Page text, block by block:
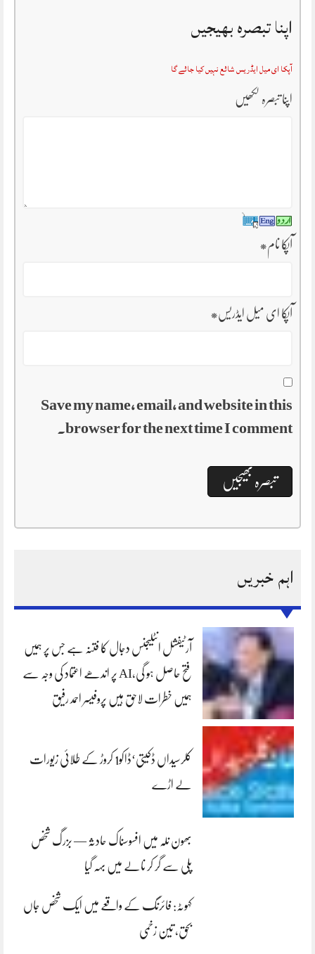
اپنا تبصرہ بھیجیں
آپکا ای میل ایڈریس شائع نہیں کیا جائے گا
اپنا تبصرہ لکھیں
آپکا نام*
آپکا ای میل ایڈریس*
Save my name, email, and website in this
browser for the next time I comment.
اہم خبریں
آرٹیفشل انٹلیجنس دجال کا فتنہ ہے جس پر ہمیں
فتح حاصل ہو گی،AI پر اندھے اعتماد کی وجہ سے
ہمیں خطرات لاحق ہیں پروفیسر احمد رفیق
کلرسیداں ڈکیتی‘ڈاکو1 کروڑ کے طلائی زیورات
لے اڑے
بھون نلہ میں افسوسناک حادثہ — بزرگ شخص
پلی سے گر کر نالے میں بہہ گیا
کہوٹہ: فائرنگ کے واقعے میں ایک شخص جاں
بحق، تین زخمی